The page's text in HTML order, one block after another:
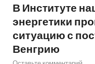
В Институте
энергетики
ситуацию с
Венгрию